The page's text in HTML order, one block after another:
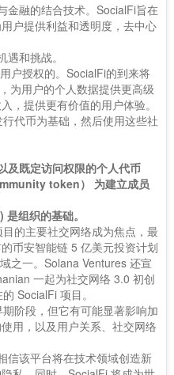
金融的结合技术。SocialFi旨在
户提供利益和透明度，去中心
和挑战。
户授权的。SocialFi的到来将
为用户的个人数据提供更高级
，提供更有价值的用户体验。
代币为基础，然后使用这些社
及既定访问权限的个人代币
token） 为建立成员
是组织的基础。
的主要社交网络成为焦点，最
币安智能链 5 亿美元投资计划
之一。Solana Ventures 还宣
一起为社交网络 3.0 初创
SocialFi 项目。
阶段，但它有可能显著影响加
用，以及用户关系、社交网络
信该平台将在技术领域创造新